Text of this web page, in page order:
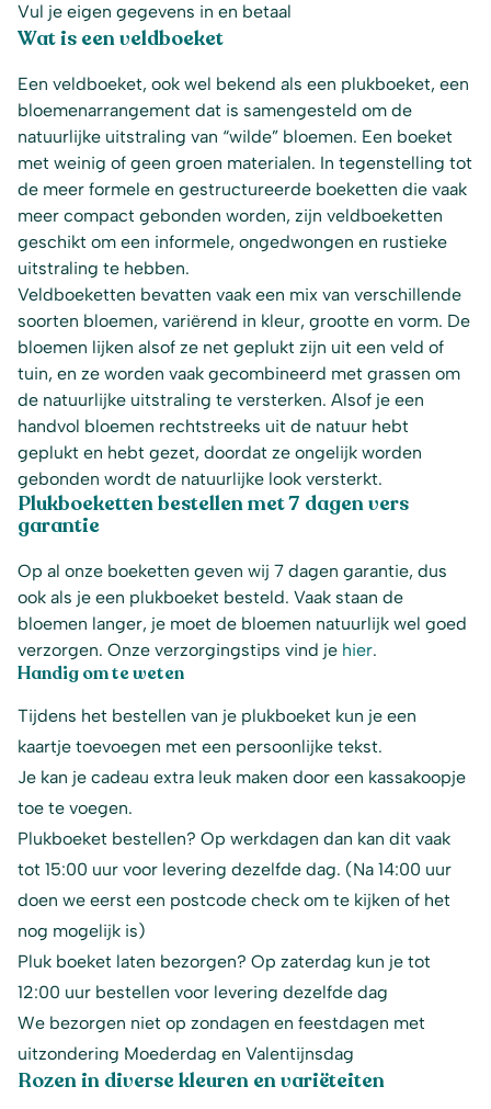
Vul je eigen gegevens in en betaal
Wat is een veldboeket
Een veldboeket, ook wel bekend als een plukboeket, een
bloemenarrangement dat is samengesteld om de
natuurlijke uitstraling van “wilde” bloemen. Een boeket
met weinig of geen groen materialen. In tegenstelling tot
de meer formele en gestructureerde boeketten die vaak
meer compact gebonden worden, zijn veldboeketten
geschikt om een informele, ongedwongen en rustieke
uitstraling te hebben.
Veldboeketten bevatten vaak een mix van verschillende
soorten bloemen, variërend in kleur, grootte en vorm. De
bloemen lijken alsof ze net geplukt zijn uit een veld of
tuin, en ze worden vaak gecombineerd met grassen om
de natuurlijke uitstraling te versterken. Alsof je een
handvol bloemen rechtstreeks uit de natuur hebt
geplukt en hebt gezet, doordat ze ongelijk worden
gebonden wordt de natuurlijke look versterkt.
Plukboeketten bestellen met 7 dagen vers
garantie
Op al onze boeketten geven wij 7 dagen garantie, dus
ook als je een plukboeket besteld. Vaak staan de
bloemen langer, je moet de bloemen natuurlijk wel goed
verzorgen. Onze verzorgingstips vind je hier.
Handig om te weten
Tijdens het bestellen van je plukboeket kun je een
kaartje toevoegen met een persoonlijke tekst.
Je kan je cadeau extra leuk maken door een kassakoopje
toe te voegen.
Plukboeket bestellen? Op werkdagen dan kan dit vaak
tot 15:00 uur voor levering dezelfde dag. (Na 14:00 uur
doen we eerst een postcode check om te kijken of het
nog mogelijk is)
Pluk boeket laten bezorgen? Op zaterdag kun je tot
12:00 uur bestellen voor levering dezelfde dag
We bezorgen niet op zondagen en feestdagen met
uitzondering Moederdag en Valentijnsdag
Rozen in diverse kleuren en variëteiten